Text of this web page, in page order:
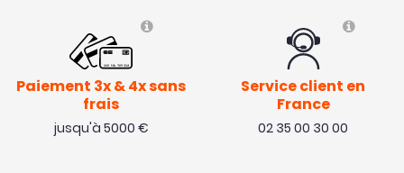
Paiement 3x & 4x sans
frais
jusqu'à 5000 €
Service client en
France
02 35 00 30 00